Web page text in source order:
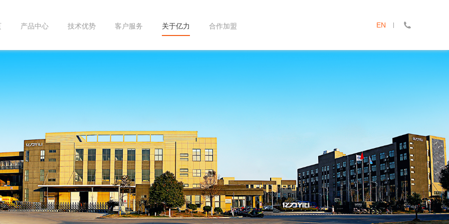
产品中心 技术优势 客户服务 关于亿力 合作加盟 EN